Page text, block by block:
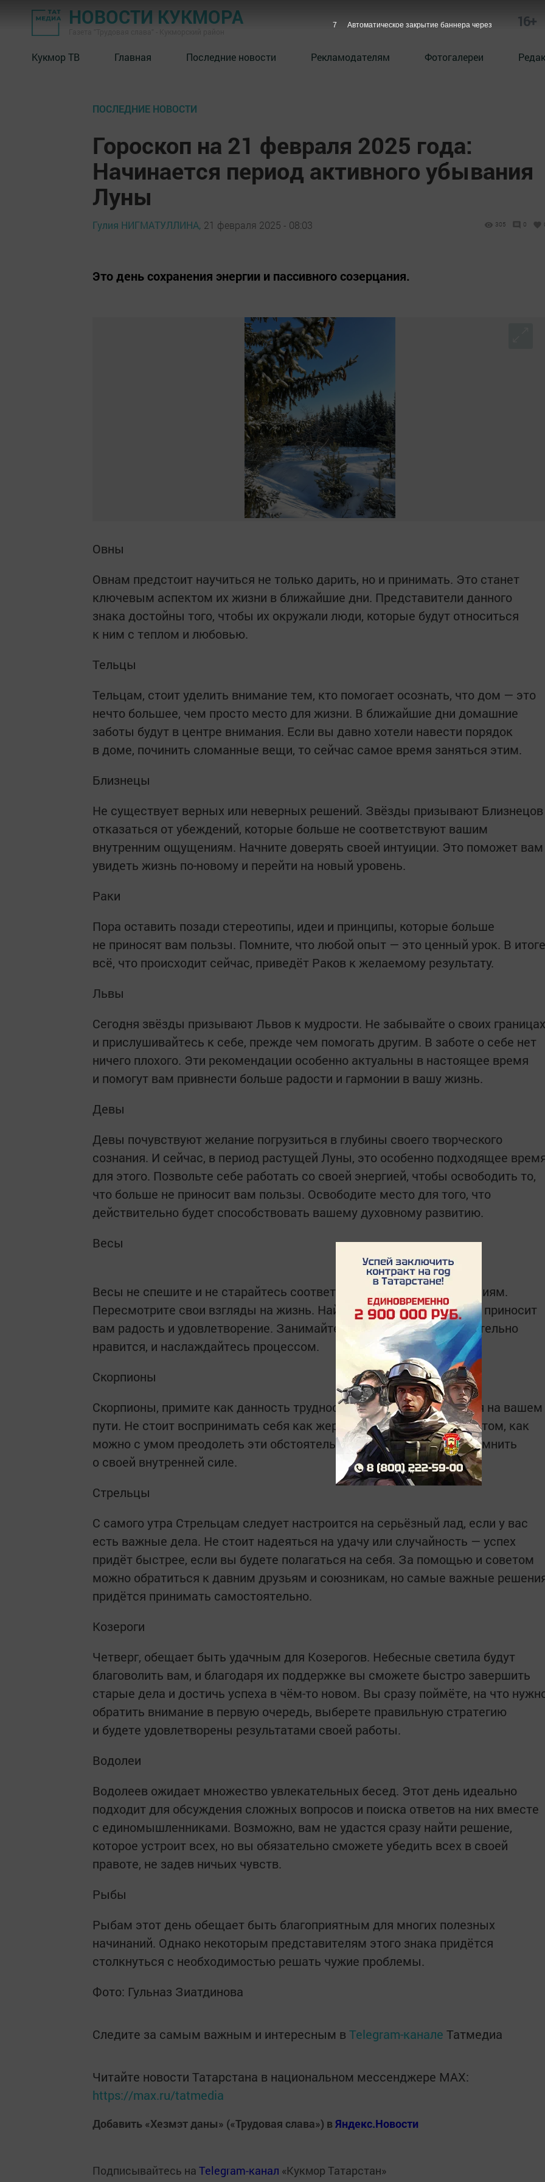
НОВОСТИ КУКМОРА 16+
Кукмор ТВ Главная Последние новости Рекламодателям Фотогалереи
ПОСЛЕДНИЕ НОВОСТИ
Гороскоп на 21 февраля 2025 года:
Начинается период активного убывания
Луны
Гулия НИГМАТУЛЛИНА, 21 февраля 2025 - 08:03 305 0
Это день сохранения энергии и пассивного созерцания.
Овны
Овнам предстоит научиться не только дарить, но и принимать. Это станет
ключевым аспектом их жизни в ближайшие дни. Представители данного
знака достойны того, чтобы их окружали люди, которые будут относиться
к ним с теплом и любовью.
Тельцы
Тельцам, стоит уделить внимание тем, кто помогает осознать, что дом — это
нечто большее, чем просто место для жизни. В ближайшие дни домашние
заботы будут в центре внимания. Если вы давно хотели навести порядок
в доме, починить сломанные вещи, то сейчас самое время заняться этим.
Близнецы
Не существует верных или неверных решений. Звёзды призывают Близнецов
отказаться от убеждений, которые больше не соответствуют вашим
внутренним ощущениям. Начните доверять своей интуиции. Это поможет вам
увидеть жизнь по-новому и перейти на новый уровень.
Раки
Пора оставить позади стереотипы, идеи и принципы, которые больше
не приносят вам пользы. Помните, что любой опыт — это ценный урок. В итоге
всё, что происходит сейчас, приведёт Раков к желаемому результату.
Львы
Сегодня звёзды призывают Львов к мудрости. Не забывайте о своих границах
и прислушивайтесь к себе, прежде чем помогать другим. В заботе о себе нет
ничего плохого. Эти рекомендации особенно актуальны в настоящее время
и помогут вам привнести больше радости и гармонии в вашу жизнь.
Девы
Девы почувствуют желание погрузиться в глубины своего творческого
сознания. И сейчас, в период растущей Луны, это особенно подходящее
для этого. Позвольте себе работать со своей энергией, чтобы освободить то,
что больше не приносит вам пользы. Освободите место для того, что
действительно будет способствовать вашему духовному развитию.
Весы
Весы не спешите и не старайтесь соответствовать чьим-то ожиданиям.
Пересмотрите свои взгляды на жизнь. Найдите время для того, что приносит
вам радость и удовлетворение. Занимайтесь тем, что вам действительно
нравится, и наслаждайтесь процессом.
Скорпионы
Скорпионы, примите как данность трудности, которые встречаются на вашем
пути. Не стоит воспринимать себя как жертву. Сосредоточьтесь на том, как
можно с умом преодолеть эти обстоятельства. Пришло время вспомнить
о своей внутренней силе.
Стрельцы
С самого утра Стрельцам следует настроится на серьёзный лад, если у вас
есть важные дела. Не стоит надеяться на удачу или случайность — успех
придёт быстрее, если вы будете полагаться на себя. За помощью и советом
можно обратиться к давним друзьям и союзникам, но самые важные
придётся принимать самостоятельно.
Козероги
Четверг, обещает быть удачным для Козерогов. Небесные светила будут
благоволить вам, и благодаря их поддержке вы сможете быстро завершить
старые дела и достичь успеха в чём-то новом. Вы сразу поймёте, на что
обратить внимание в первую очередь, выберете правильную стратегию
и будете удовлетворены результатами своей работы.
Водолеи
Водолеев ожидает множество увлекательных бесед. Этот день идеально
подходит для обсуждения сложных вопросов и поиска ответов на них вместе
с единомышленниками. Возможно, вам не удастся сразу найти решение,
которое устроит всех, но вы обязательно сможете убедить всех в своей
правоте, не задев ничьих чувств.
Рыбы
Рыбам этот день обещает быть благоприятным для многих полезных
начинаний. Однако некоторым представителям этого знака придётся
столкнуться с необходимостью решать чужие проблемы.
Фото: Гульназ Зиатдинова
Следите за самым важным и интересным в Telegram-канале Татмедиа
Читайте новости Татарстана в национальном мессенджере MАХ:
https://max.ru/tatmedia
Добавить «Хезмэт даны» («Трудовая слава») вЯндекс.Новости
Подписывайтесь на Telegram-канал «Кукмор Татарстан»
6 Автоматическое закрытие баннера через